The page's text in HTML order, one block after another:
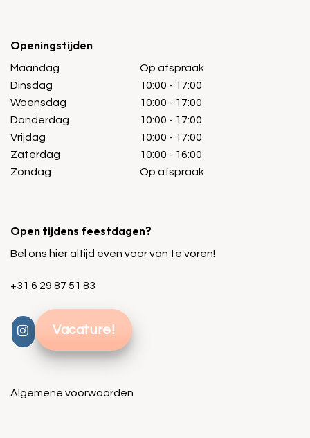
Openingstijden
Maandag
Dinsdag
Woensdag
Donderdag
Vrijdag
Zaterdag
Zondag
Op afspraak
10:00 - 17:00
10:00 - 17:00
10:00 - 17:00
10:00 - 17:00
10:00 - 16:00
Op afspraak
Open tijdens feestdagen?
Bel ons hier altijd even voor van te voren!
+31 6 29 87 51 83
Vacature!
Algemene voorwaarden